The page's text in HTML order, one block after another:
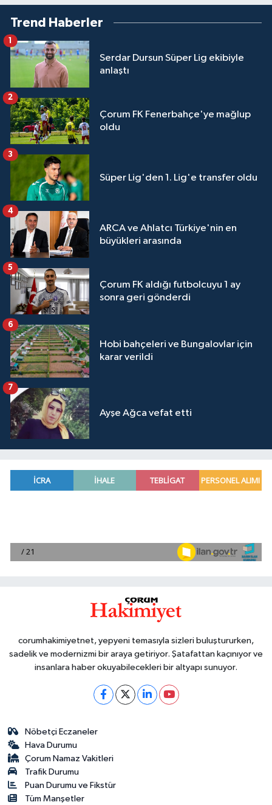
Trend Haberler
Serdar Dursun Süper Lig ekibiyle
anlaştı
1
Çorum FK Fenerbahçe'ye mağlup
oldu
2
Süper Lig'den 1. Lig'e transfer oldu
3
ARCA ve Ahlatcı Türkiye'nin en
büyükleri arasında
4
Çorum FK aldığı futbolcuyu 1 ay
sonra geri gönderdi
5
Hobi bahçeleri ve Bungalovlar için
karar verildi
6
Ayşe Ağca vefat etti
7
corumhakimiyetnet, yepyeni temasıyla sizleri buluştururken,
sadelik ve modernizmi bir araya getiriyor. Şatafattan kaçınıyor ve
insanlara haber okuyabilecekleri bir altyapı sunuyor.
Nöbetçi Eczaneler
Hava Durumu
Çorum Namaz Vakitleri
Trafik Durumu
Puan Durumu ve Fikstür
Tüm Manşetler